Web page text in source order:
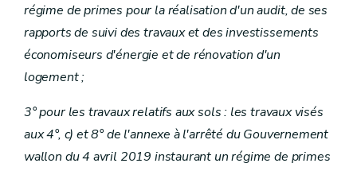
régime de primes pour la réalisation d'un audit, de ses
rapports de suivi des travaux et des investissements
économiseurs d'énergie et de rénovation d'un
logement ;
3° pour les travaux relatifs aux sols : les travaux visés
aux 4°, c) et 8° de l'annexe à l'arrêté du Gouvernement
wallon du 4 avril 2019 instaurant un régime de primes